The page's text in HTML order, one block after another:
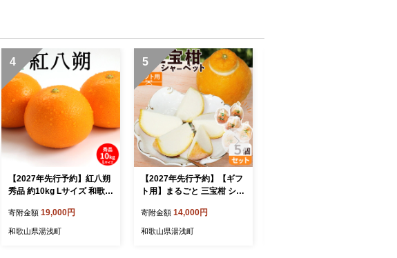
4
【2027年先行予約】紅八朔
秀品 約10kg Lサイズ 和歌山
寄附金額 19,000円
和歌山県湯浅町
5
【2027年先行予約】【ギフ
ト用】まるごと 三宝柑 シャ
9_GFTn
寄附金額 14,000円
和歌山県湯浅町